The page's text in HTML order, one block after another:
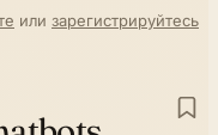
или зарегистрируйтесь